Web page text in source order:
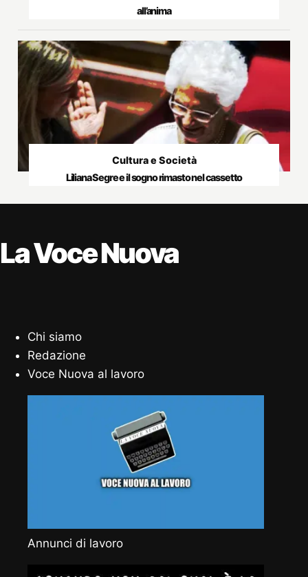
all’anima
Cultura e Società
Liliana Segre e il sogno rimasto nel cassetto
La Voce Nuova
Chi siamo
Redazione
Voce Nuova al lavoro
Annunci di lavoro